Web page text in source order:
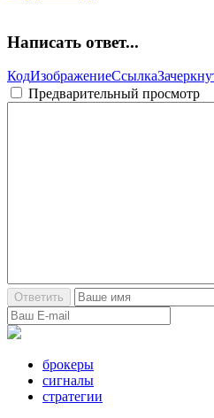
Написать ответ...
КодИзображениеСсылка
Предварительный просмотр
брокеры
сигналы
стратегии